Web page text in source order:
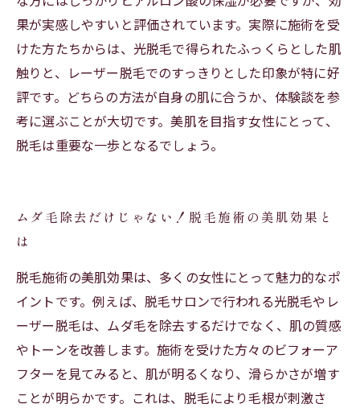
果が実感しやすいと評価されています。実際に施術を受
けた方たちからは、光脱毛で得られたふっくらとした肌
触りと、レーザー脱毛でのすっきりとした印象が特に好
評です。どちらの方法が自身の肌に合うか、体験談を参
考に選ぶことが大切です。美肌を目指す女性にとって、
脱毛は重要な一歩となるでしょう。
ムダ毛除去だけじゃない！脱毛施術の美肌効果と
は
脱毛施術の美肌効果は、多くの女性にとって魅力的なポ
イントです。例えば、脱毛サロンで行われる光脱毛やレ
ーザー脱毛は、ムダ毛を除去するだけでなく、肌の質感
やトーンを改善します。施術を受けた方々のビフォーア
フターを見てみると、肌が明るくなり、滑らかさが増す
ことが明らかです。これは、脱毛により毛根が刺激さ